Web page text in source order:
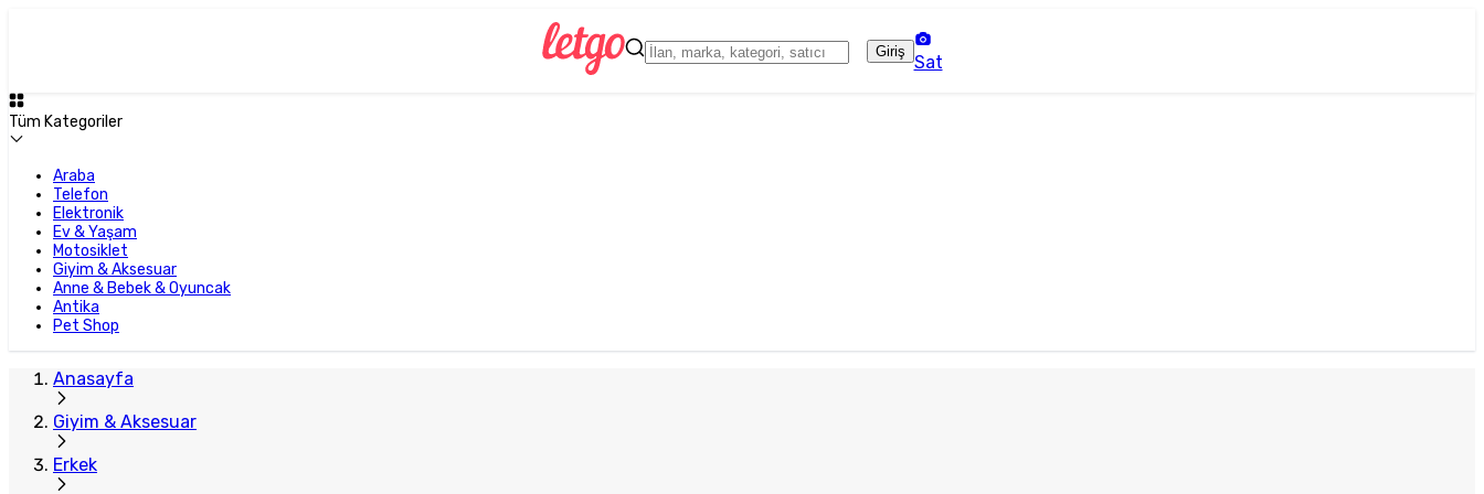
Giriş
Sat
Tüm Kategoriler
Araba
Telefon
Elektronik
Ev & Yaşam
Motosiklet
Giyim & Aksesuar
Anne & Bebek & Oyuncak
Antika
Pet Shop
Anasayfa
Giyim & Aksesuar
Erkek